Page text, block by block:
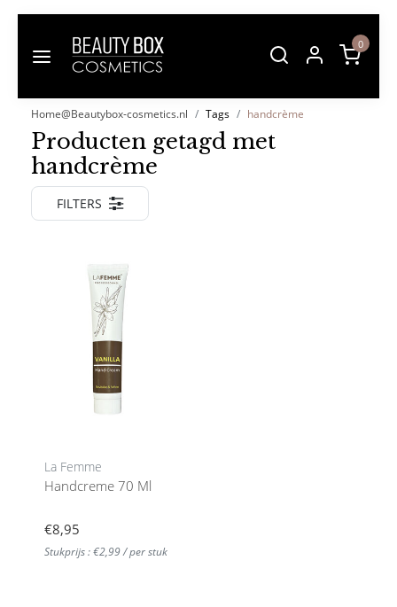
0
Home@Beautybox-cosmetics.nl Tags handcrème
Producten getagd met
handcrème
FILTERS
La Femme
Handcreme 70 Ml
€8,95
Stukprijs : €2,99 / per stuk